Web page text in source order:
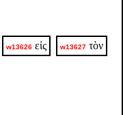
w13626 εἰς w13627 τὸν